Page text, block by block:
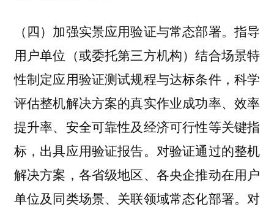
（四）加强实景应用验证与常态部署。 指导
用户单位（或委托第三方机构）结合场景特
性制定应用验证测试规程与达标条件，科学
评估整机解决方案的真实作业成功率、效率
提升率、安全可靠性及经济可行性等关键指
标，出具应用验证报告。对验证通过的整机
解决方案，各省级地区、各央企推动在用户
单位及同类场景、关联领域常态化部署。对